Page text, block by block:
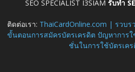
SEO SPECIALIST I3SIAM รับทำ
ติดต่อเรา: ThaiCardOnline.com | รวบ
ขั้นตอนการสมัครบัตรเครดิต ปัญหาการ
ชั่นในการใช้บัตรเค